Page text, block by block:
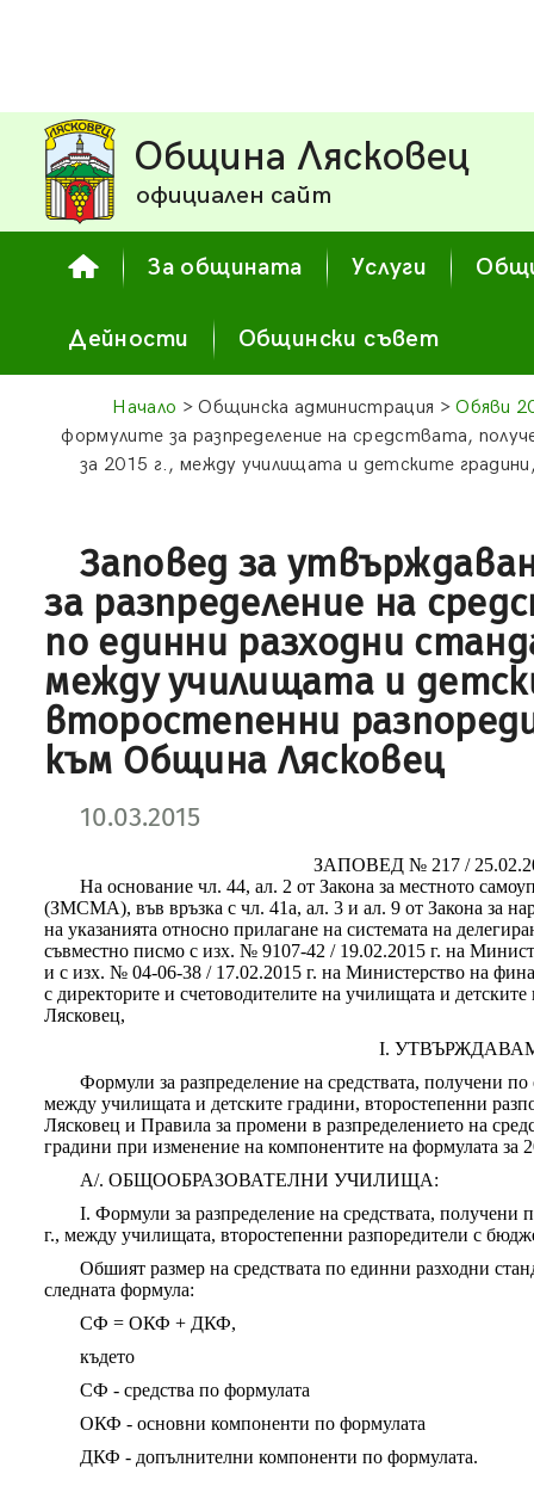
Община Лясковец
официален сайт
За общината Услуги
Дейности Общински съвет
Начало > Общинска администрация >Обяви
формулите за разпределение на средствата,
за 2015 г., между училищата и детските
Заповед за
за разпределение на
по единни разходни
между училищата и
второстепенни
към Община Лясковец
10.03.2015
ЗАПОВЕД № 217 /
На основание чл. 44, ал. 2 от Закона за местното
(ЗМСМА), във връзка с чл. 41а, ал. 3 и ал. 9 от Закона за
на указанията относно прилагане на системата на
съвместно писмо с изх. № 9107-42 / 19.02.2015 г. на
и с изх. № 04-06-38 / 17.02.2015 г. на Министерство на
с директорите и счетоводителите на училищата и
Лясковец,
І.
Формули за разпределение на средствата, получени
между училищата и детските градини, второстепенни
Лясковец и Правила за промени в разпределението на
градини при изменение на компонентите на формулата за
А/. ОБЩООБРАЗОВАТЕЛНИ УЧИЛИЩА:
I. Формули за разпределение на средствата, получени
г., между училищата, второстепенни разпоредители с
Обшият размер на средствата по единни разходни
следната формула:
СФ = ОКФ + ДКФ,
където
СФ - средства по формулата
ОКФ - основни компоненти по формулата
ДКФ - допълнителни компоненти по формулата.